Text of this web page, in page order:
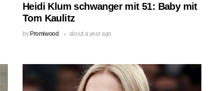
Heidi Klum schwanger mit 51: Baby mit
Tom Kaulitz
by Promiwood about a year ago